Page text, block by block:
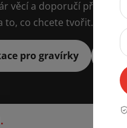
věcí a doporučí přesně
to, co chcete tvořit.
pro gravírky